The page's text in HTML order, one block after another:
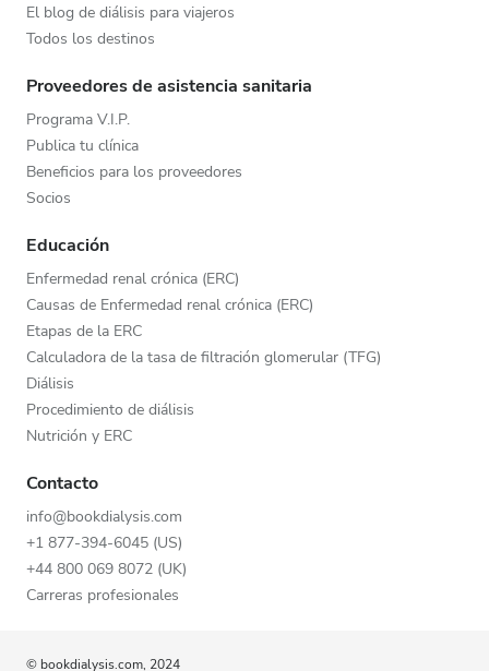
El blog de diálisis para viajeros
Todos los destinos
Proveedores de asistencia sanitaria
Programa V.I.P.
Publica tu clínica
Beneficios para los proveedores
Socios
Educación
Enfermedad renal crónica (ERC)
Causas de Enfermedad renal crónica (ERC)
Etapas de la ERC
Calculadora de la tasa de filtración glomerular (TFG)
Diálisis
Procedimiento de diálisis
Nutrición y ERC
Contacto
info@bookdialysis.com
+1 877-394-6045 (US)
+44 800 069 8072 (UK)
Carreras profesionales
© bookdialysis.com, 2024